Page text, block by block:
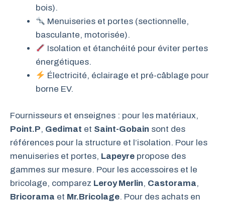
bois).
Menuiseries et portes (sectionnelle,
basculante, motorisée).
Isolation et étanchéité pour éviter pertes
énergétiques.
Électricité, éclairage et pré-câblage pour
borne EV.
Fournisseurs et enseignes : pour les matériaux,
Point.P, Gedimat et Saint-Gobain sont des
références pour la structure et l’isolation. Pour les
menuiseries et portes, Lapeyre propose des
gammes sur mesure. Pour les accessoires et le
bricolage, comparez Leroy Merlin, Castorama,
Bricorama et Mr.Bricolage. Pour des achats en